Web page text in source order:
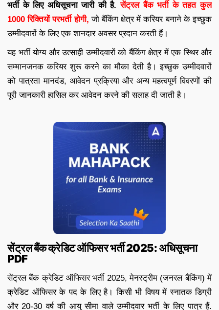
भर्ती के लिए अधिसूचना जारी की है. सेंट्रल बैंक भर्ती के तहत कुल
1000 रिक्तियों परभर्ती होगी, जो बैंकिंग क्षेत्र में करियर बनाने के इच्छुक
उम्मीदवारों के लिए एक शानदार अवसर प्रदान करती हैं।
यह भर्ती योग्य और उत्साही उम्मीदवारों को बैंकिंग क्षेत्र में एक स्थिर और
सम्मानजनक करियर शुरू करने का मौका देती है। इच्छुक उम्मीदवारों
को पात्रता मानदंड, आवेदन प्रक्रिया और अन्य महत्वपूर्ण विवरणों की
पूरी जानकारी हासिल कर आवेदन करने की सलाह दी जाती है।
सेंट्रल बैंक क्रेडिट ऑफिसर भर्ती 2025: अधिसूचना
PDF
सेंट्रल बैंक क्रेडिट ऑफिसर भर्ती 2025, मेनस्ट्रीम (जनरल बैंकिंग) में
क्रेडिट ऑफिसर के पद के लिए है। किसी भी विषय में स्नातक डिग्री
और 20-30 वर्ष की आयु सीमा वाले उम्मीदवार भर्ती के लिए पात्र हैं.